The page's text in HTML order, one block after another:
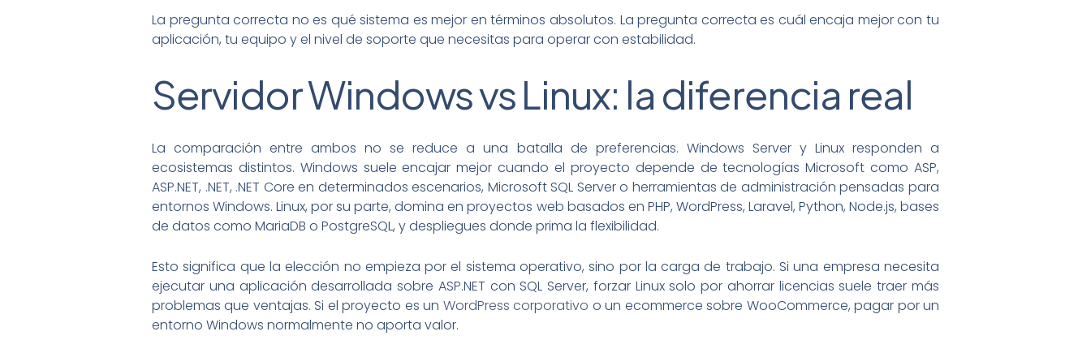
La pregunta correcta no es qué sistema es mejor en términos absolutos. La pregunta correcta es cuál encaja mejor con tu
aplicación, tu equipo y el nivel de soporte que necesitas para operar con estabilidad.
Servidor Windows vs Linux: la diferencia real
La comparación entre ambos no se reduce a una batalla de preferencias. Windows Server y Linux responden a
ecosistemas distintos. Windows suele encajar mejor cuando el proyecto depende de tecnologías Microsoft como ASP,
ASP.NET, .NET, .NET Core en determinados escenarios, Microsoft SQL Server o herramientas de administración pensadas para
entornos Windows. Linux, por su parte, domina en proyectos web basados en PHP, WordPress, Laravel, Python, Node.js, bases
de datos como MariaDB o PostgreSQL, y despliegues donde prima la flexibilidad.
Esto significa que la elección no empieza por el sistema operativo, sino por la carga de trabajo. Si una empresa necesita
ejecutar una aplicación desarrollada sobre ASP.NET con SQL Server, forzar Linux solo por ahorrar licencias suele traer más
problemas que ventajas. Si el proyecto es un WordPress corporativo o un ecommerce sobre WooCommerce, pagar por un
entorno Windows normalmente no aporta valor.